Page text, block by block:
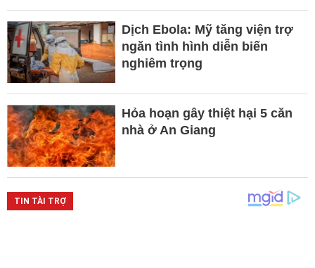
Dịch Ebola: Mỹ tăng viện trợ
ngăn tình hình diễn biến
nghiêm trọng
Hỏa hoạn gây thiệt hại 5 căn
nhà ở An Giang